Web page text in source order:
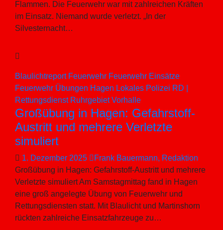
Flammen. Die Feuerwehr war mit zahlreichen Kräften
im Einsatz. Niemand wurde verletzt. „In der
Silvesternacht…
Blaulichtreport Feuerwehr Feuerwehr Einsätze
Feuerwehr Übungen Hagen Lokales Polizei RD |
Rettungsdienst RuhrgebietVorhalle
Großübung in Hagen: Gefahrstoff-
Austritt und mehrere Verletzte
simuliert
1. Dezember 2025
Frank Bauermann, Redaktion
Großübung in Hagen: Gefahrstoff-Austritt und mehrere
Verletzte simuliert Am Samstagmittag fand in Hagen
eine groß angelegte Übung von Feuerwehr und
Rettungsdiensten statt. Mit Blaulicht und Martinshorn
rückten zahlreiche Einsatzfahrzeuge zu…